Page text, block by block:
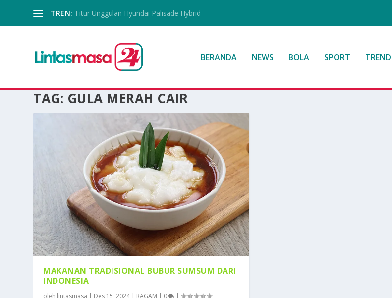
TREN: Fitur Unggulan Hyundai Palisade Hybrid
BERANDA NEWS BOLA SPORT TREND
TAG: GULA MERAH CAIR
MAKANAN TRADISIONAL BUBUR SUMSUM DARI
INDONESIA
oleh lintasmasa | Des 15, 2024| RAGAM | 0 |